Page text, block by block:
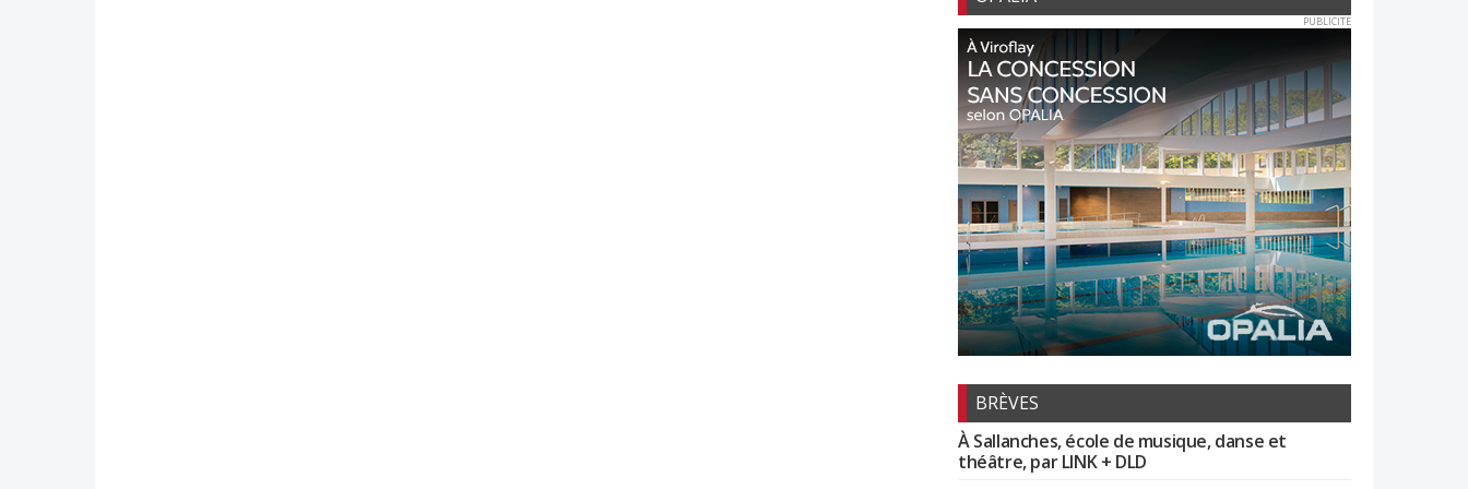
PUBLICITE
BRÈVES
À Sallanches, école de musique, danse et
théâtre, par LINK + DLD